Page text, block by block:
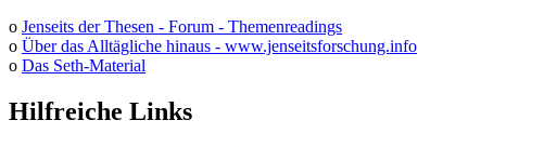
o Jenseits der Thesen - Forum - Themenreadings
o Über das Alltägliche hinaus - www.jenseitsforschung.info
o Das Seth-Material
Hilfreiche Links